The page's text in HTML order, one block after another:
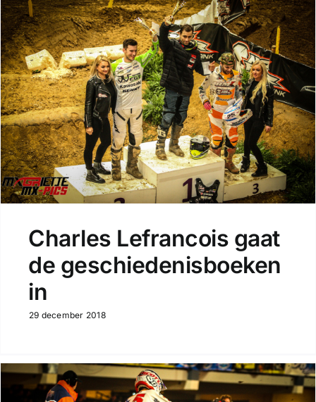
Charles Lefrancois gaat
de geschiedenisboeken
in
29 december 2018